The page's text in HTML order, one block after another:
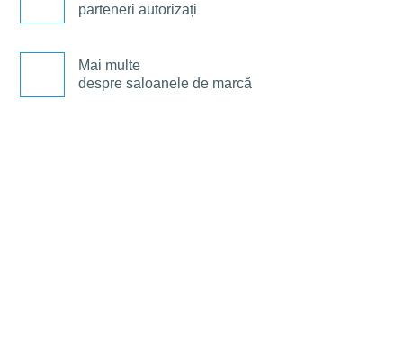
parteneri autorizați
Mai multe
despre saloanele de marcă